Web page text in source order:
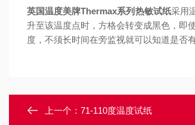
英国温度美牌Thermax系列热敏试纸采用
升至该温度点时，方格会转变成黑色，即
度，不须长时间在旁监视就可以知道是否
上一个： 71-110度温度试纸